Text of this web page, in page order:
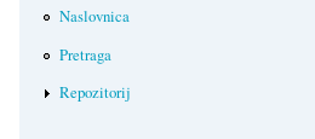
Naslovnica
Pretraga
Repozitorij